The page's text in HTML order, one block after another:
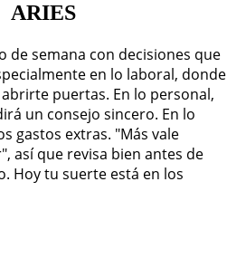
ARIES
de semana con decisiones que
en lo laboral, donde
puertas. En lo personal,
un consejo sincero. En lo
gastos extras. "Más vale
así que revisa bien antes de
Hoy tu suerte está en los